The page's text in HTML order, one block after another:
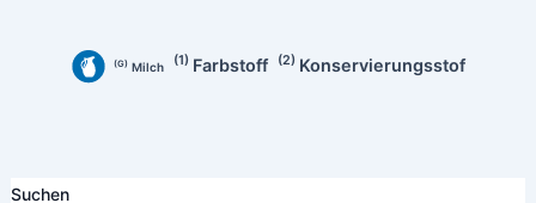
G Milch 1 Farbstoff 2 Konservierungsstof
Suchen